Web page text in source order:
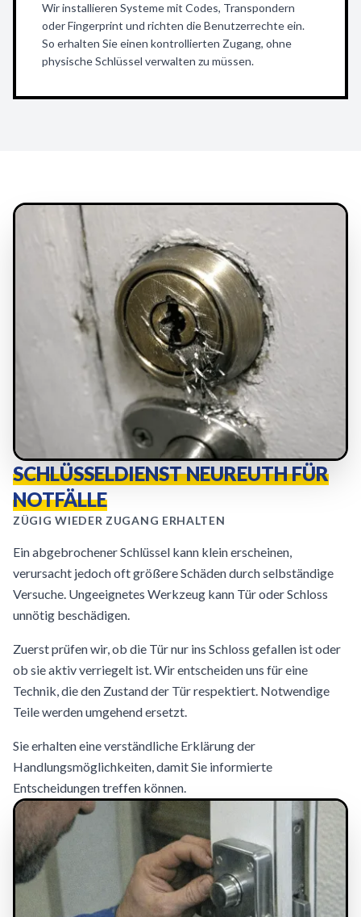
Wir installieren Systeme mit Codes, Transpondern
oder Fingerprint und richten die Benutzerrechte ein.
So erhalten Sie einen kontrollierten Zugang, ohne
physische Schlüssel verwalten zu müssen.
SCHLÜSSELDIENST NEUREUTH FÜR
NOTFÄLLE
ZÜGIG WIEDER ZUGANG ERHALTEN
Ein abgebrochener Schlüssel kann klein erscheinen,
verursacht jedoch oft größere Schäden durch selbständige
Versuche. Ungeeignetes Werkzeug kann Tür oder Schloss
unnötig beschädigen.
Zuerst prüfen wir, ob die Tür nur ins Schloss gefallen ist oder
ob sie aktiv verriegelt ist. Wir entscheiden uns für eine
Technik, die den Zustand der Tür respektiert. Notwendige
Teile werden umgehend ersetzt.
Sie erhalten eine verständliche Erklärung der
Handlungsmöglichkeiten, damit Sie informierte
Entscheidungen treffen können.